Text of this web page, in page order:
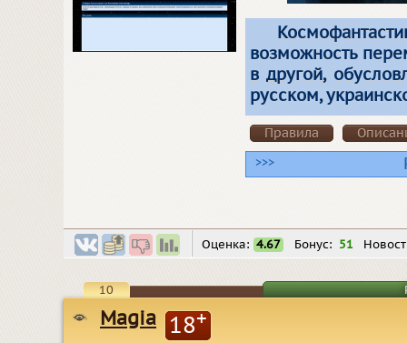
возможность
в другой,
русском,
Правила
>>>
Оценка: 4.67 Бонус: 51
10
Magia 18+